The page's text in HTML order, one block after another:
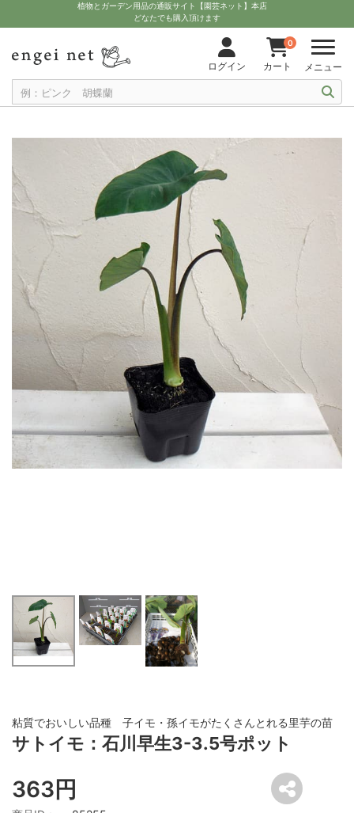
植物とガーデン用品の通販サイト【園芸ネット】本店
どなたでも購入頂けます
ログイン
0
カート メニュー
粘質でおいしい品種 子イモ・孫イモがたくさんとれる里芋の苗
サトイモ：石川早生3-3.5号ポット
363円